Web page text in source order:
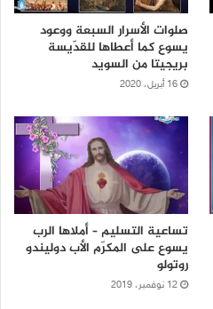
صلوات الأسرار السبعة ووعود
يسوع كما أعطاها للقدّيسة
بريجيتا من السويد
16 أبريل، 2020
تساعية التسليم – أملاها الرب
يسوع على المكرّم الأب دوليندو
روتولو
12 نوفمبر، 2019